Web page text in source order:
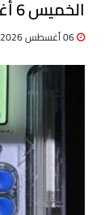
الخميس 6 أغسطس 2026 في مصر